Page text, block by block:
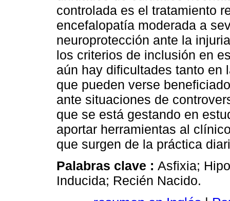
controlada es el tratamiento
encefalopatía moderada a
neuroprotección ante la
los criterios de inclusión en
aún hay dificultades tanto en
que pueden verse
ante situaciones de
que se está gestando en
aportar herramientas al
que surgen de la práctica
Palabras clave : Asfixia;
Inducida; Recién Nacido.